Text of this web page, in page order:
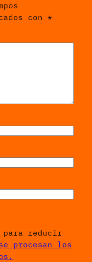
con *
reducir
procesan los